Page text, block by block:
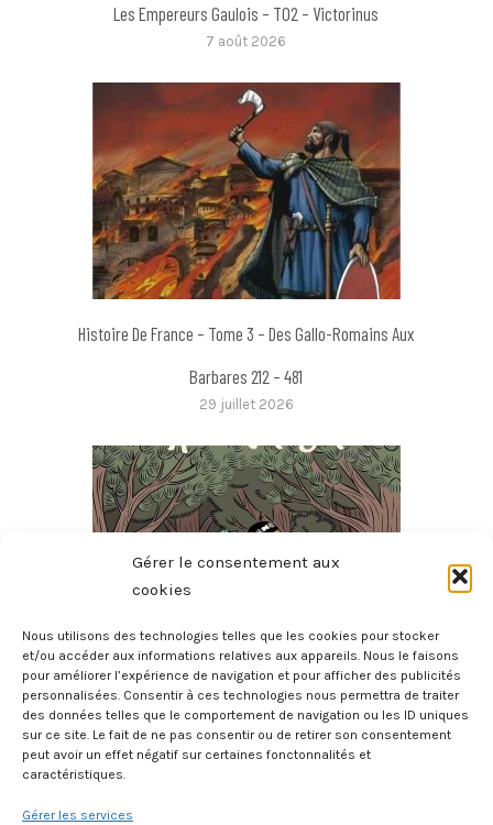
Gérer le consentement aux
cookies
Nous utilisons des technologies telles que les cookies pour stocker
et/ou accéder aux informations relatives aux appareils. Nous le faisons
pour améliorer l’expérience de navigation et pour afficher des publicités
personnalisées. Consentir à ces technologies nous permettra de traiter
des données telles que le comportement de navigation ou les ID uniques
sur ce site. Le fait de ne pas consentir ou de retirer son consentement
peut avoir un effet négatif sur certaines fonctonnalités et
caractéristiques.
Gérer les services
Les Empereurs Gaulois – T02 – Victorinus
7 août 2026
Histoire De France – Tome 3 – Des Gallo-Romains Aux
Barbares 212 – 481
29 juillet 2026
La Mythologie En BD – Gilgamesh
27 juillet 2026